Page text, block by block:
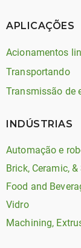
APLICAÇÕES
Acionamentos
Transportando
Transmissão de
INDÚSTRIAS
Automação e
Brick, Ceramic,
Food and
Vidro
Machining,